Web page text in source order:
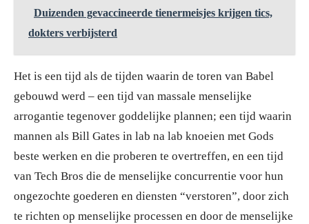
Duizenden gevaccineerde tienermeisjes krijgen tics,
dokters verbijsterd
Het is een tijd als de tijden waarin de toren van Babel
gebouwd werd – een tijd van massale menselijke
arrogantie tegenover goddelijke plannen; een tijd waarin
mannen als Bill Gates in lab na lab knoeien met Gods
beste werken en die proberen te overtreffen, en een tijd
van Tech Bros die de menselijke concurrentie voor hun
ongezochte goederen en diensten “verstoren”, door zich
te richten op menselijke processen en door de menselijke